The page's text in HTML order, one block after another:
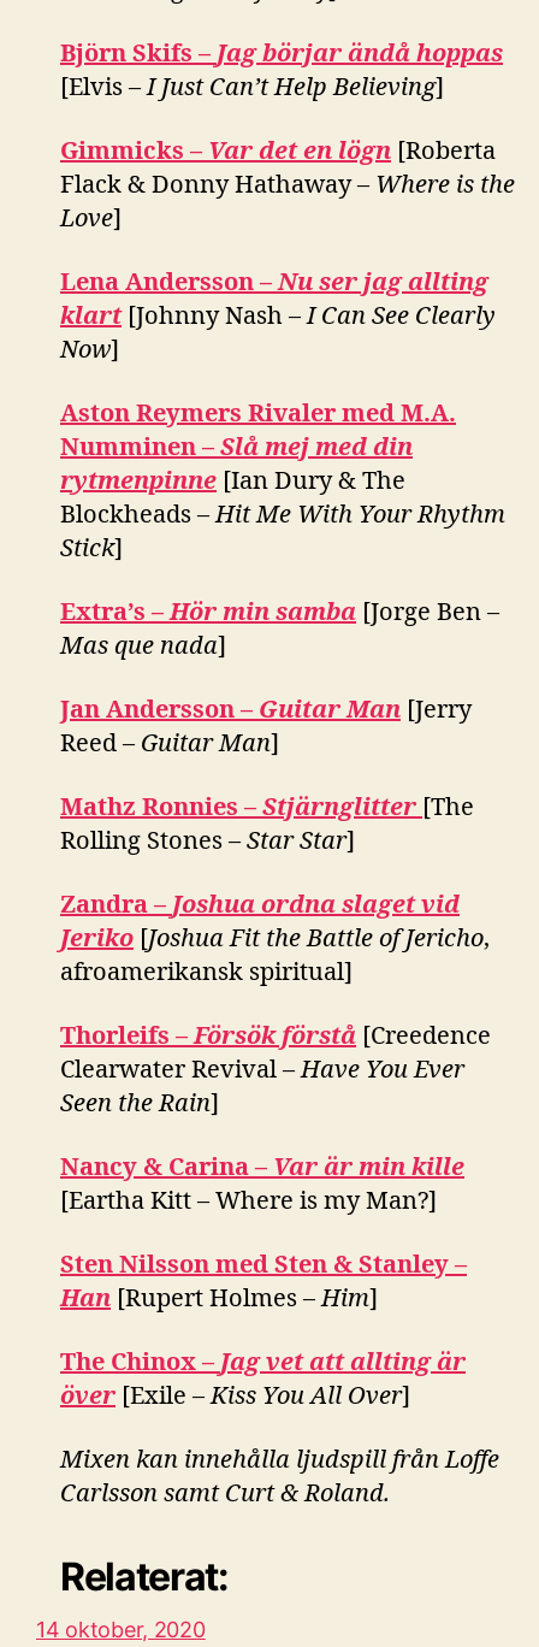
Björn Skifs – Jag börjar ändå hoppas
[Elvis –I Just Can’t Help Believing]
Gimmicks – Var det en lögn [Roberta
Flack & Donny Hathaway – Where is the
Love]
Lena Andersson –Nu ser jag allting
klart[Johnny Nash –I Can See Clearly
Now]
Aston Reymers Rivaler med M.A.
Numminen – Slå mej med din
rytmenpinne [Ian Dury & The
Blockheads –Hit Me With Your Rhythm
Stick]
Extra’s –Hör min samba [Jorge Ben –
Mas que nada]
Jan Andersson – Guitar Man [Jerry
Reed – Guitar Man]
Mathz Ronnies – Stjärnglitter [The
Rolling Stones – Star Star]
Zandra – Joshua ordna slaget vid
Jeriko [Joshua Fit the Battle of Jericho,
afroamerikansk spiritual]
Thorleifs –Försök förstå [Creedence
Clearwater Revival –Have You Ever
Seen the Rain]
Nancy & Carina – Var är min kille
[Eartha Kitt – Where is my Man?]
Sten Nilsson med Sten & Stanley –
Han [Rupert Holmes –Him]
The Chinox – Jag vet att allting är
över [Exile –Kiss You All Over]
Mixen kan innehålla ljudspill från Loffe
Carlsson samt Curt & Roland.
Relaterat:
14 oktober, 2020